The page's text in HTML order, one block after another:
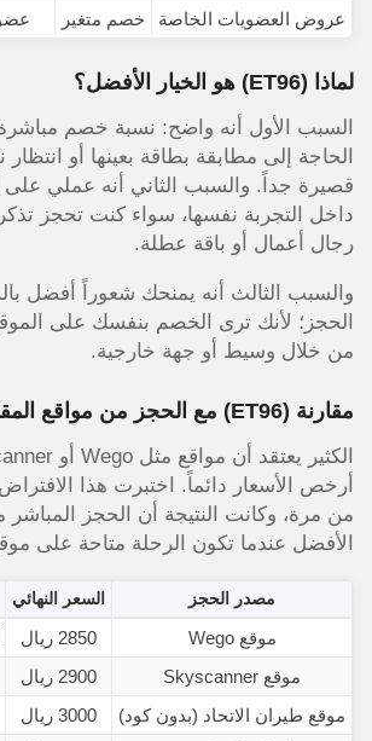
عروض العضويات الخاصة
خصم متغير
لماذا (ET96) هو الخيار الأفضل؟
الحاجة إلى مطابقة بطاقة بعينها أو
قصيرة جداً. والسبب الثاني أنه عملي
داخل التجربة نفسها، سواء كنت تحجز
رجال أعمال أو باقة عطلة.
والسبب الثالث أنه يمنحك شعوراً أفضل
الحجز؛ لأنك ترى الخصم بنفسك على
من خلال وسيط أو جهة خارجية.
مقارنة (ET96) مع الحجز من مواقع
أرخص الأسعار دائماً. اختبرت هذا
من مرة، وكانت النتيجة أن الحجز المباشر
الأفضل عندما تكون الرحلة متاحة على
مصدر الحجز السعر النهائي
موقع Wego 2850 ريال
موقع Skyscanner
2900 ريال
موقع طيران الاتحاد (بدون كود)
3000 ريال